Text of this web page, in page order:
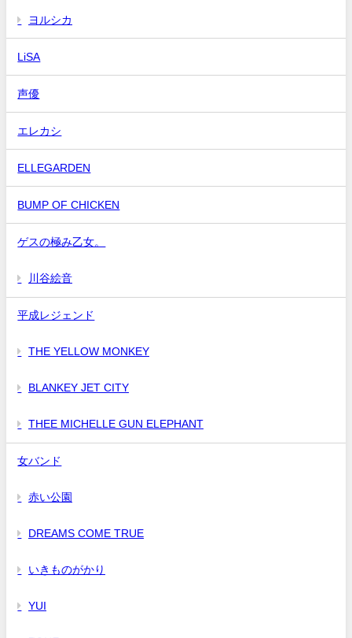
ヨルシカ
LiSA
声優
エレカシ
ELLEGARDEN
BUMP OF CHICKEN
ゲスの極み乙女。
川谷絵音
平成レジェンド
THE YELLOW MONKEY
BLANKEY JET CITY
THEE MICHELLE GUN ELEPHANT
女バンド
赤い公園
DREAMS COME TRUE
いきものがかり
YUI